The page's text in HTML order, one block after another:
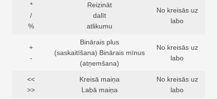
*
/
%
Reizināt
dalīt
atlikumu
No kreisās uz
labo
+
-
Binārais plus
(saskaitīšana) Binārais mīnus
(atņemšana)
No kreisās uz
labo
<<
>>
Kreisā maiņa
Labā maiņa
No kreisās uz
labo